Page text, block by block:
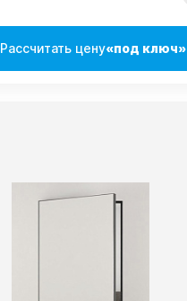
Рассчитать цену«под ключ»